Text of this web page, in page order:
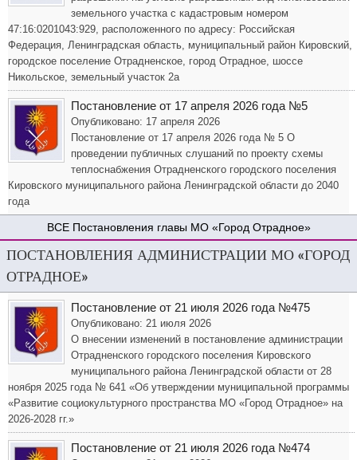
земельного участка с кадастровым номером
47:16:0201043:929, расположенного по адресу: Российская
Федерация, Ленинградская область, муниципальный район Кировский,
городское поселение Отрадненское, город Отрадное, шоссе
Никольское, земельный участок 2а
Постановление от 17 апреля 2026 года №5
Опубликовано: 17 апреля 2026
Постановление от 17 апреля 2026 года № 5 О
проведении публичных слушаний по проекту схемы
теплоснабжения Отрадненского городского поселения
Кировского муниципального района Ленинградской области до 2040
года
Постановления главы МО «Город Отрадное»
ПОСТАНОВЛЕНИЯ АДМИНИСТРАЦИИ МО «ГОРОД
ОТРАДНОЕ»
Постановление от 21 июля 2026 года №475
Опубликовано: 21 июля 2026
О внесении изменений в постановление администрации
Отрадненского городского поселения Кировского
муниципального района Ленинградской области от 28
ноября 2025 года № 641 «Об утверждении муниципальной программы
«Развитие социокультурного пространства МО «Город Отрадное» на
2026-2028 гг.»
Постановление от 21 июля 2026 года №474